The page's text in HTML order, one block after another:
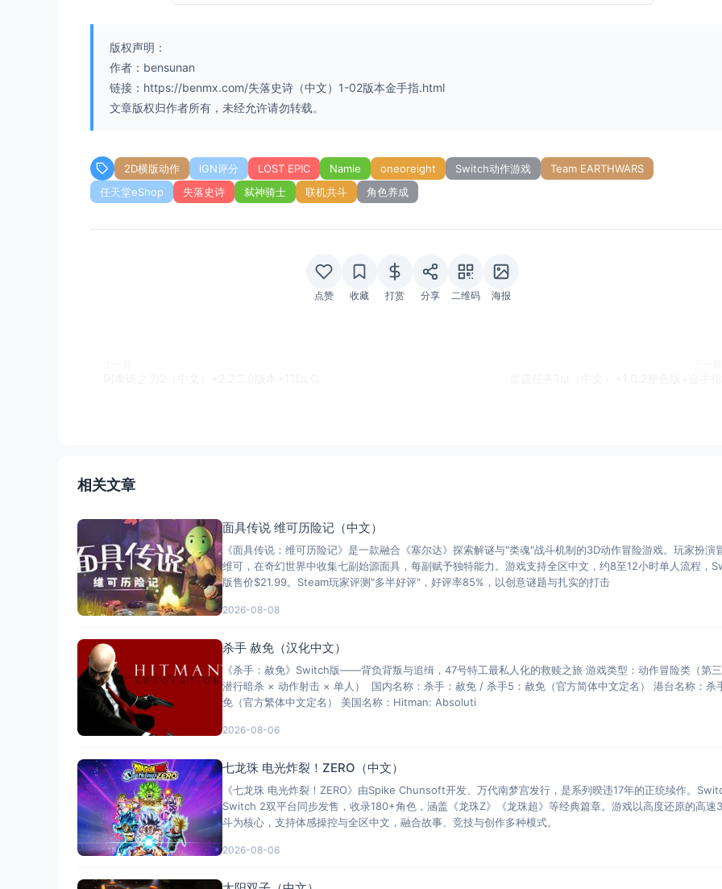
版权声明：
作者：bensunan
链接：https://benmx.com/失落史诗（中文）1-02版本金手指.html
文章版权归作者所有，未经允许请勿转载。
2D横版动作 IGN评分 LOST EPIC Namie oneoreight Switch动作游戏
Team EARTHWARS
任天堂eShop
失落史诗 弑神骑士 联机共斗 角色养成
点赞 收藏 打赏 分享 二维码 海报
相关文章
面具传说 维可历险记（中文）
《面具传说：维可历险记》是一款融合《塞尔达》探索解谜与"类魂"战斗机制的3D动作冒险游戏。玩家扮演
维可，在奇幻世界中收集七副始源面具，每副赋予独特能力。游戏支持全区中文，约8至12小时单人流程，
版售价$21.99。Steam玩家评测"多半好评"，好评率85%，以创意谜题与扎实的打击
2026-08-08
杀手 赦免（汉化中文）
《杀手：赦免》Switch版——背负背叛与追缉，47号特工最私人化的救赎之旅 游戏类型：动作冒险类（第
潜行暗杀 × 动作射击 × 单人） 国内名称：杀手：赦免 / 杀手5：赦免（官方简体中文定名） 港台名称：杀
免（官方繁体中文定名） 美国名称：Hitman: Absoluti
2026-08-06
七龙珠 电光炸裂！ZERO（中文）
《七龙珠 电光炸裂！ZERO》由Spike Chunsoft开发、万代南梦宫发行，是系列暌违17年的正统续作。
Switch 2双平台同步发售，收录180+角色，涵盖《龙珠Z》《龙珠超》等经典篇章。游戏以高度还原的高速
斗为核心，支持体感操控与全区中文，融合故事、竞技与创作多种模式。
2026-08-06